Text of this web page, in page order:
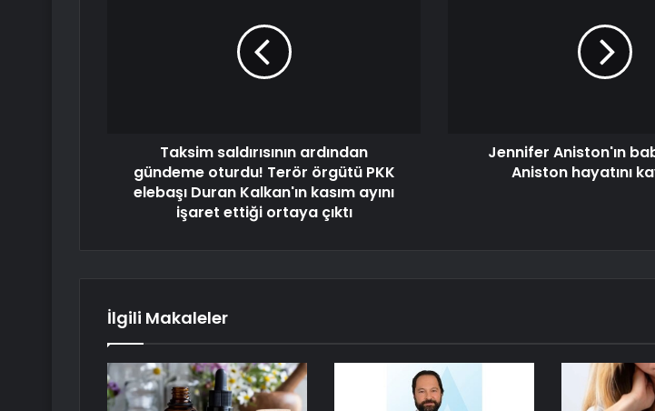
Taksim saldırısının ardından
gündeme oturdu! Terör örgütü PKK
elebaşı Duran Kalkan'ın kasım ayını
işaret ettiği ortaya çıktı
Jennifer Aniston'ın
Aniston hayatını
İlgili Makaleler